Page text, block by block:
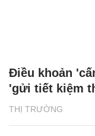
THỊ TRƯỜNG
Điều khoản
'gửi tiết kiệm